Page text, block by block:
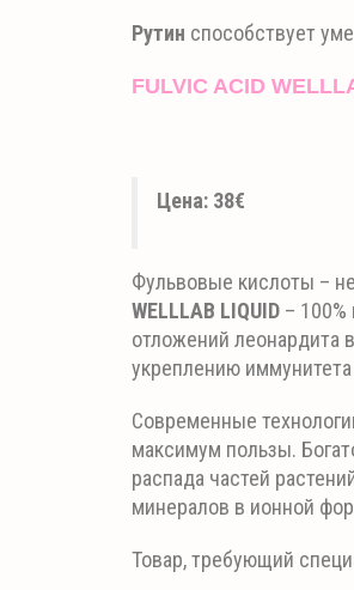
Рутин способствует
FULVIC ACID
Цена: 38€
Фульвовые кислоты –
WELLLAB LIQUID –
отложений леонардита
укреплению
Современные
максимум пользы.
распада частей
минералов в ионной
Товар, требующий